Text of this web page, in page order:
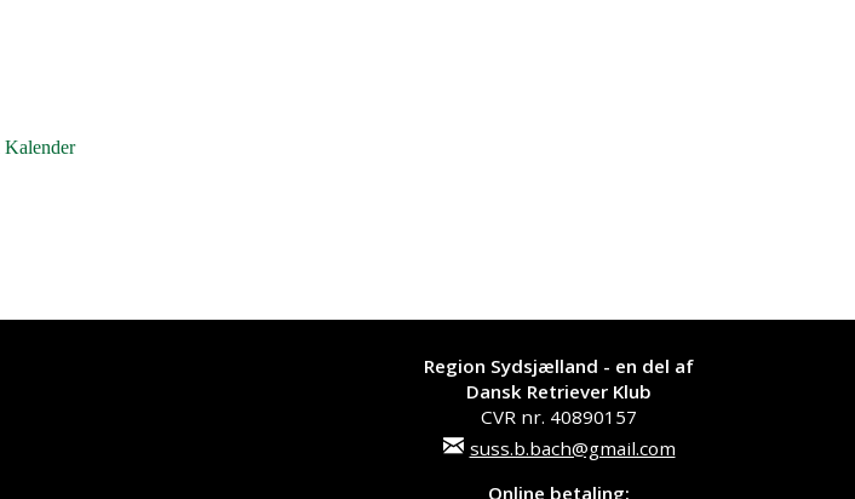
Kalender
Region Sydsjælland - en del af
Dansk Retriever Klub
CVR nr. 40890157
suss.b.bach@gmail.com
Online betaling: